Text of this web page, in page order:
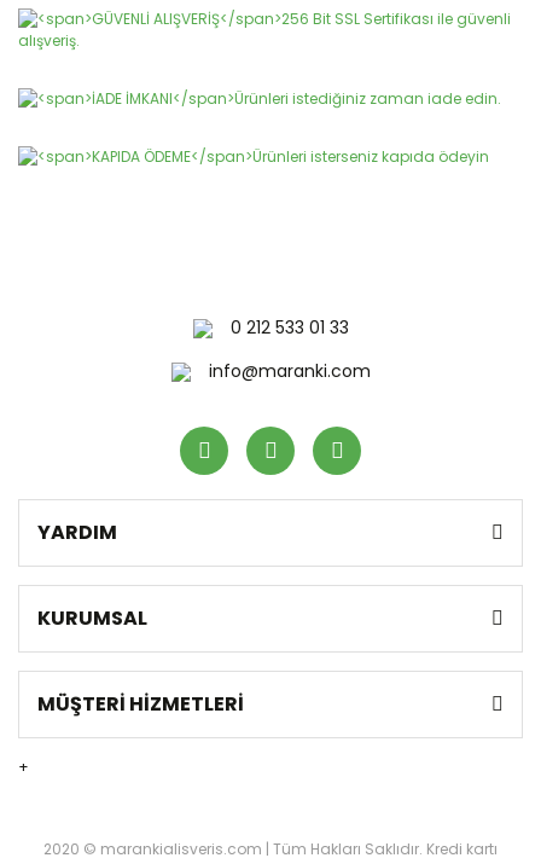
0 212 533 01 33
info@maranki.com
YARDIM
KURUMSAL
MÜŞTERİ HİZMETLERİ
+
2020 © marankialisveris.com | Tüm Hakları Saklıdır. Kredi kartı